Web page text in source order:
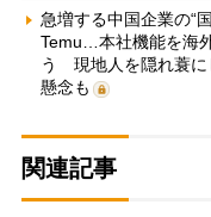
急増する中国企業の“
Temu…本社機能を海
う 現地人を隠れ蓑に
懸念も
関連記事